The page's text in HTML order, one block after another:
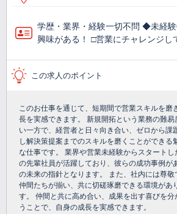
学歴・業界・経験一切不問 ◆未経
興味がある！ □営業にチャレンジ
この求人のポイント
このお仕事を通じて、短期間で営業スキルを磨
長を実感できます。 新規開拓という業務の難易
い一方で、経営者と日々向き合い、ゼロから課
し解決策提案までのスキルを磨くことができる
な仕事です。 業界や営業未経験からスタートし
の先輩社員が活躍しており、彼らの成功事例が
の未来の指針となります。 また、社内には尊敬
仲間たちが揃い、共に切磋琢磨できる環境があ
す。 仲間と共に高め合い、成果を出す喜びを分
うことで、自身の成長を実感できます。